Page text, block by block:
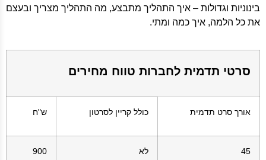
בינוניות וגדולות – איך התהליך מתבצע, מה התהליך מצריך ובעצם
את כל הלמה, איך כמה ומתי.
סרטי תדמית לחברות טווח מחירים
אורך סרט תדמית כולל קריין לסרטון ש"ח
45 לא 900